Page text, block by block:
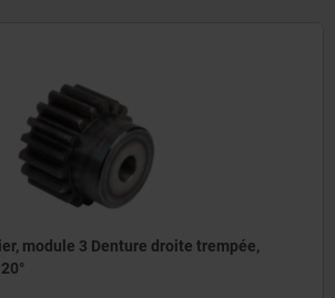
module 3 Denture droite trempée,